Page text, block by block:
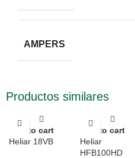
AMPERS
Productos similares
Add to cart
Heliar 18VB
Add to cart
Heliar
HFB100HD